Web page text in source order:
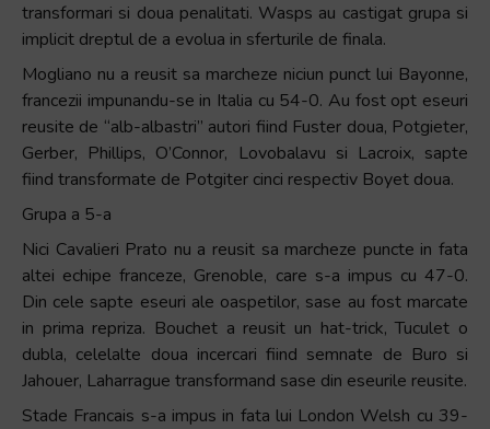
transformari si doua penalitati. Wasps au castigat grupa si
implicit dreptul de a evolua in sferturile de finala.
Mogliano nu a reusit sa marcheze niciun punct lui Bayonne,
francezii impunandu-se in Italia cu 54-0. Au fost opt eseuri
reusite de “alb-albastri” autori fiind Fuster doua, Potgieter,
Gerber, Phillips, O’Connor, Lovobalavu si Lacroix, sapte
fiind transformate de Potgiter cinci respectiv Boyet doua.
Grupa a 5-a
Nici Cavalieri Prato nu a reusit sa marcheze puncte in fata
altei echipe franceze, Grenoble, care s-a impus cu 47-0.
Din cele sapte eseuri ale oaspetilor, sase au fost marcate
in prima repriza. Bouchet a reusit un hat-trick, Tuculet o
dubla, celelalte doua incercari fiind semnate de Buro si
Jahouer, Laharrague transformand sase din eseurile reusite.
Stade Francais s-a impus in fata lui London Welsh cu 39-